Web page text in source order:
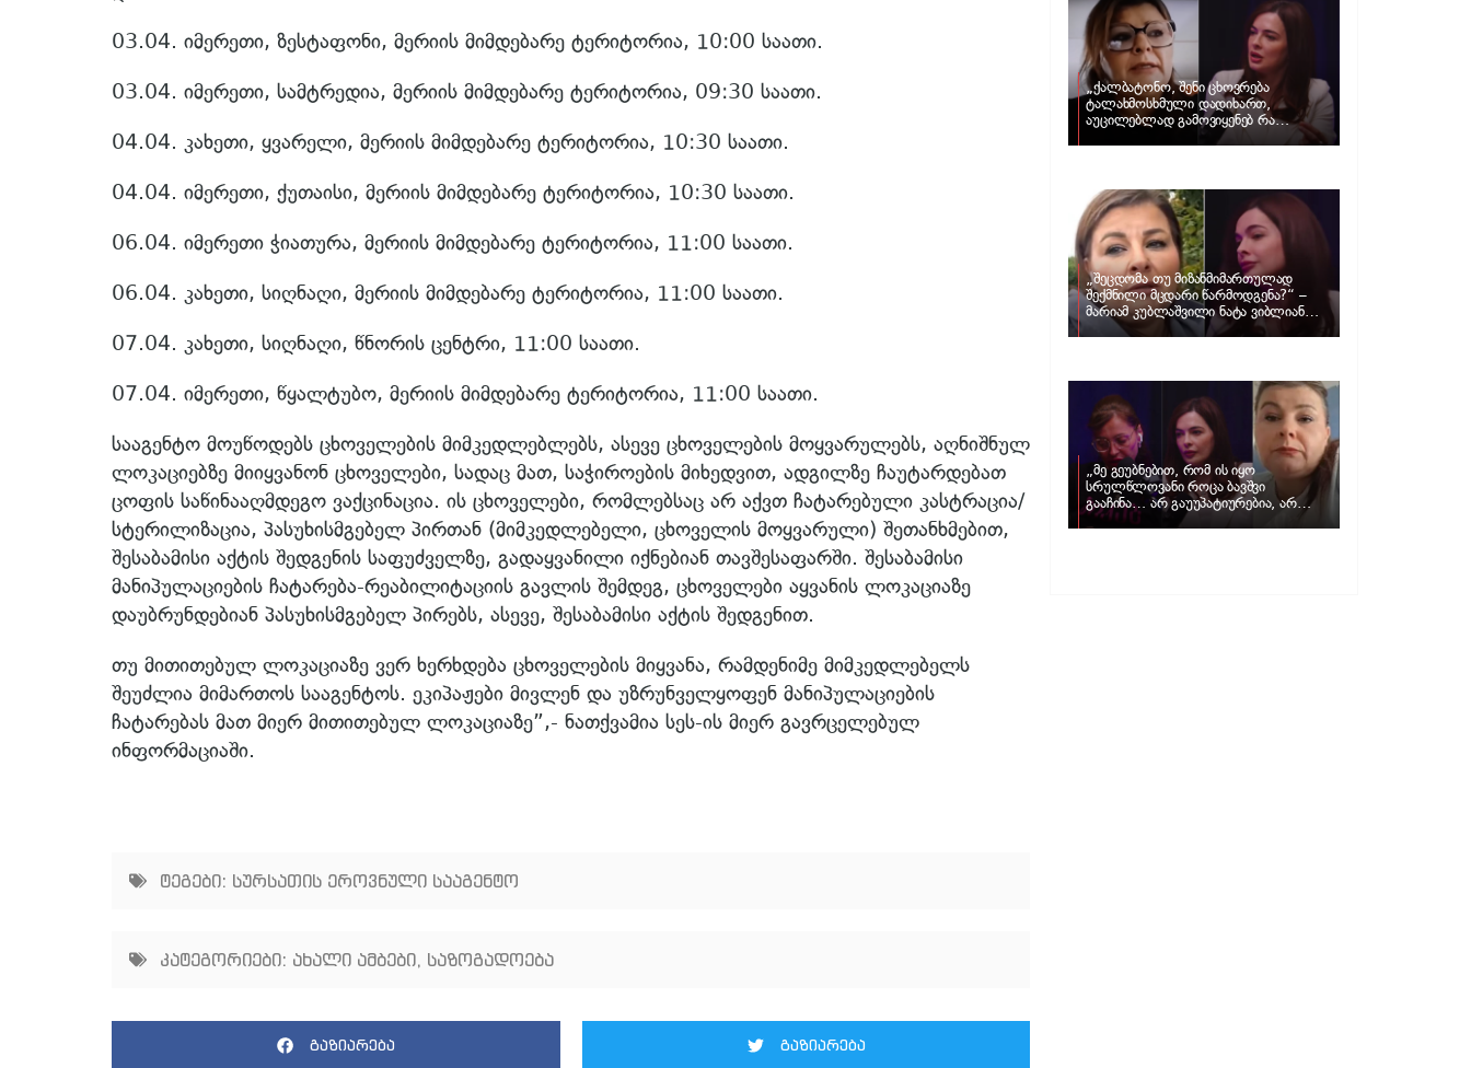
03.04. იმერეთი, ზესტაფონი, მერიის მიმდებარე ტერიტორია, 10:00 საათი.
03.04. იმერეთი, სამტრედია, მერიის მიმდებარე ტერიტორია, 09:30 საათი.
04.04. კახეთი, ყვარელი, მერიის მიმდებარე ტერიტორია, 10:30 საათი.
04.04. იმერეთი, ქუთაისი, მერიის მიმდებარე ტერიტორია, 10:30 საათი.
06.04. იმერეთი ჭიათურა, მერიის მიმდებარე ტერიტორია, 11:00 საათი.
06.04. კახეთი, სიღნაღი, მერიის მიმდებარე ტერიტორია, 11:00 საათი.
07.04. კახეთი, სიღნაღი, წნორის ცენტრი, 11:00 საათი.
07.04. იმერეთი, წყალტუბო, მერიის მიმდებარე ტერიტორია, 11:00 საათი.
სააგენტო მოუწოდებს ცხოველების მიმკედლებლებს, ასევე ცხოველების მოყვარულებს, აღნიშნულ
ლოკაციებზე მიიყვანონ ცხოველები, სადაც მათ, საჭიროების მიხედვით, ადგილზე ჩაუტარდებათ
ცოფის საწინააღმდეგო ვაქცინაცია. ის ცხოველები, რომლებსაც არ აქვთ ჩატარებული კასტრაცია/
სტერილიზაცია, პასუხისმგებელ პირთან (მიმკედლებელი, ცხოველის მოყვარული) შეთანხმებით,
შესაბამისი აქტის შედგენის საფუძველზე, გადაყვანილი იქნებიან თავშესაფარში. შესაბამისი
მანიპულაციების ჩატარება-რეაბილიტაციის გავლის შემდეგ, ცხოველები აყვანის ლოკაციაზე
დაუბრუნდებიან პასუხისმგებელ პირებს, ასევე, შესაბამისი აქტის შედგენით.
თუ მითითებულ ლოკაციაზე ვერ ხერხდება ცხოველების მიყვანა, რამდენიმე მიმკედლებელს
შეუძლია მიმართოს სააგენტოს. ეკიპაჟები მივლენ და უზრუნველყოფენ მანიპულაციების
ჩატარებას მათ მიერ მითითებულ ლოკაციაზე”,- ნათქვამია სეს-ის მიერ გავრცელებულ
ინფორმაციაში.
ტეგები: სურსათის ეროვნული სააგენტო
კატეგორიები: ახალი ამბები, საზოგადოება
გაზიარება გაზიარება
„ქალბატონო, შენი ცხოვრება
ტალახმოსხმული დადიხართ,
აუცილებლად გამოვიყენებ რა
ინფორმაციაც მაქვს“… – რა
მარიამ კუბლაშვილი
„შეცდომა თუ მიზანმიმართულად
შექმნილი მცდარი წარმოდგენა?“ –
მარიამ კუბლაშვილი ნატა ვიბლიანის
საქმეზე ვიდეომიმართვას ავრცელებს
„მე გეუბნებით, რომ ის იყო
სრულწლოვანი როცა ბავშვი
გააჩინა… არ გაუუპატიურებია, არ
უძალადია და მსგავსი რამ არ